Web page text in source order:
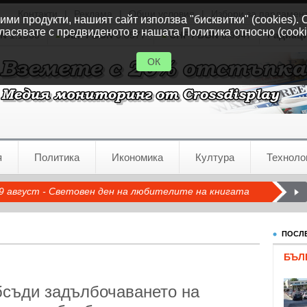
Общи условия
Избори за
1.1535 GBP / BGN0.8577 CHF / BGN0.9347
Политика Икономика Култура
август - Световен ден на любителите на книгата
задълбочаването на
продукти, нашият сайт използва "бисквитки" (cookies).
с предвиденото в нашата Политика относно
ОК